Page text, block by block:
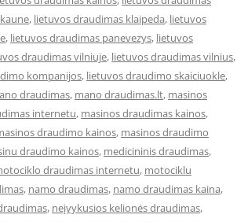
, lietuvos draudimas klaipeda, lietuvos
, lietuvos draudimas panevezys, lietuvos
draudimas vilniuje, lietuvos draudimas vilnius,
kompanijos, lietuvos draudimo skaiciuokle,
draudimas, mano draudimas.lt, masinos
internetu, masinos draudimas kainos,
draudimo kainos, masinos draudimo
draudimo kainos, medicininis draudimas,
draudimas internetu, motociklu
, namo draudimas, namo draudimas kaina,
, neįvykusios kelionės draudimas,